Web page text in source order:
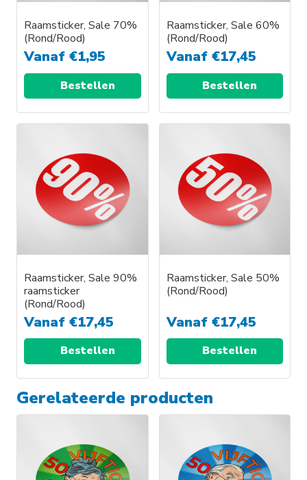
Raamsticker, Sale 70%
(Rond/Rood)
Vanaf €1,95
Bestellen
Raamsticker, Sale 60%
(Rond/Rood)
Vanaf €17,45
Bestellen
Dit
heeft
meerdere
variaties.
Deze
optie
gekozen
worden
op
productpagina
Raamsticker, Sale 90%
raamsticker
(Rond/Rood)
Vanaf €17,45
Bestellen
product
variaties.
Deze
Raamsticker, Sale 50%
(Rond/Rood)
Vanaf €17,45
Bestellen
variaties.
Deze
Gerelateerde producten